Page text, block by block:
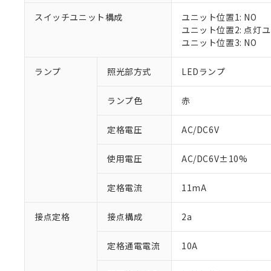
スイッチユニット構成
ユニット位置1: NO
ユニット位置2: 点灯
ユニット位置3: NO
ランプ 照光部方式 LEDランプ
ランプ色 赤
定格電圧 AC/DC6V
使用電圧 AC/DC6V±10%
定格電流 11mA
接点定格 接点構成 2a
定格通電電流 10A
ご利用条件
以下の条件をお読
当社制御機
在庫状況お
のであり、
い。
当社販売員
ている必要
対応予定：EU
対応予定なし：
調査・確認中：
非該当品：ライセ
仕入先様の事情に
があります。
六価クロム(Cr(Ⅵ))
ル（DBP） 1000ppm
但し、RoHS指令で産業
フタル酸エステル類の
※2 対応予定月
※1 中国
「－」：未確認で
*中国RoHS10物質の基
Pb(鉛) :1000ppm、 Hg(
Cr(Ⅵ)(六価クロム) :
DBP(フタル酸ジブチル
「ｅ」：有害物質
う）を輸出
などの必要な
ます。
当社は貴社
当社は、貴
記
号
○ 一定数
△ 一定数
－
在庫な